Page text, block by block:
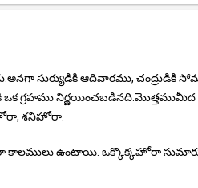
సుర్యుడికి ఆదివారము, చంద్రుడికి
ఒక గ్రహము
శనిహోరా.
ఉంటాయి. ఒక్కొక్కహోరా